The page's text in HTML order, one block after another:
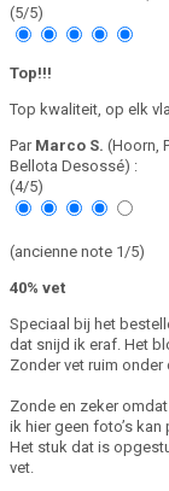
(5/5)
Top!!!
Top kwaliteit, op elk
Par Marco S. (Hoorn,
Bellota Desossé) :
(4/5)
(ancienne note 1/5)
40% vet
Speciaal bij het
dat snijd ik eraf. Het
Zonder vet ruim onder
Zonde en zeker
ik hier geen foto’s
Het stuk dat is
vet.